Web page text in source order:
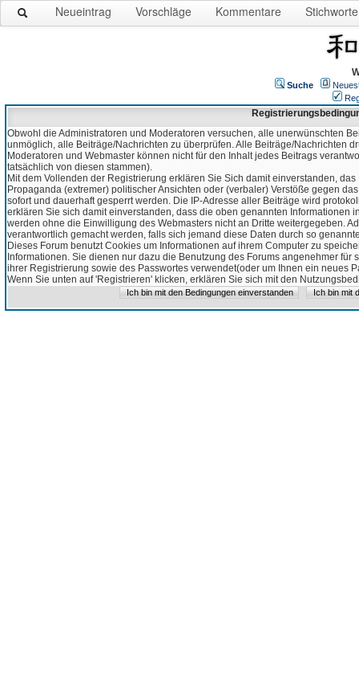
Neueintrag Vorschläge Kommentare Stichworte
Suche
Obwohl die Administratoren und Moderatoren versuchen, alle unerwünschten
unmöglich, alle Beiträge/Nachrichten zu überprüfen. Alle Beiträge/Nachrichten
Moderatoren und Webmaster können nicht für den Inhalt jedes Beitrags
tatsächlich von diesen stammen).
Mit dem Vollenden der Registrierung erklären Sie Sich damit einverstanden,
Propaganda (extremer) politischer Ansichten oder (verbaler) Verstöße gegen
sofort und dauerhaft gesperrt werden. Die IP-Adresse aller Beiträge wird
erklären Sie sich damit einverstanden, dass die oben genannten Informationen
werden ohne die Einwilligung des Webmasters nicht an Dritte weitergegeben.
verantwortlich gemacht werden, falls sich jemand diese Daten durch so
Dieses Forum benutzt Cookies um Informationen auf ihrem Computer zu
Informationen. Sie dienen nur dazu die Benutzung des Forums angenehmer
ihrer Registrierung sowie des Passwortes verwendet(oder um Ihnen ein neues
Wenn Sie unten auf 'Registrieren' klicken, erklären Sie sich mit den